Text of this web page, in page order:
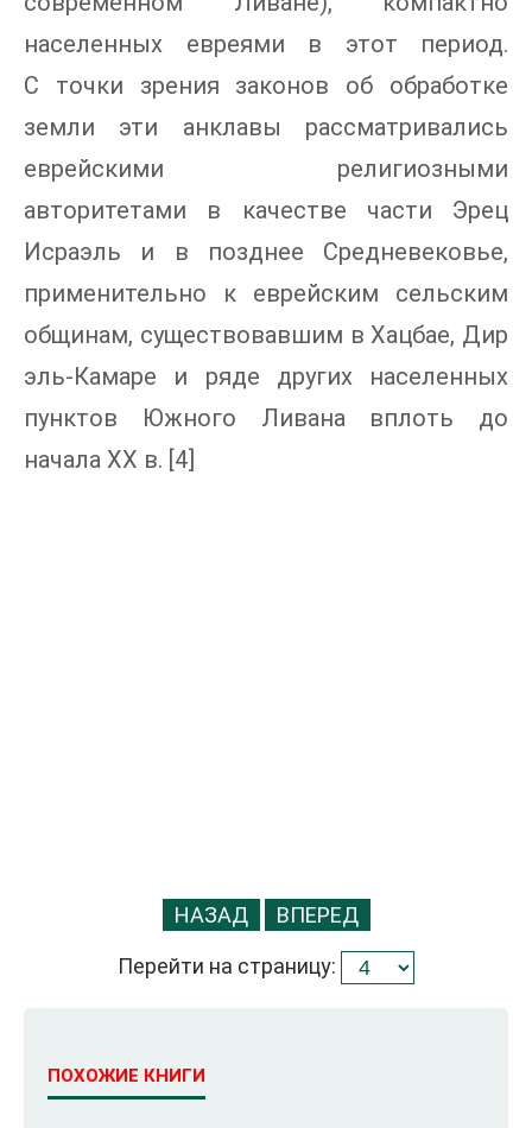
населенных евреями в этот период.
С точки зрения законов об обработке
земли эти анклавы рассматривались
еврейскими религиозными
авторитетами в качестве части Эрец
Исраэль и в позднее Средневековье,
применительно к еврейским сельским
общинам, существовавшим в Хацбае, Дир
эль-Камаре и ряде других населенных
пунктов Южного Ливана вплоть до
начала ХХ в. [4]
НАЗАД ВПЕРЕД
Перейти на страницу:
ПОХОЖИЕ КНИГИ